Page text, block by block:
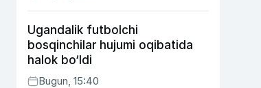
Ugandalik futbolchi
bosqinchilar hujumi oqibatida
halok bo‘ldi
Bugun, 15:40